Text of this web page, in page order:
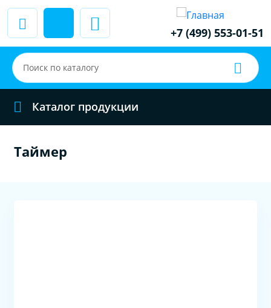
+7 (499) 553-01-51
Каталог продукции
Таймер